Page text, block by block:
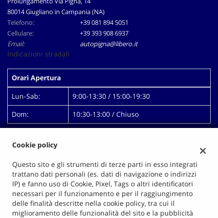
80014 Giugliano in Campania (NA)
Telefono:
+39 081 894 5051
Cellulare:
+39 393 908 6937
Email:
autopigna@libero.it
Indicazioni stradali
Orari Apertura
Lun-Sab:
9:00-13:30 / 15:00-19:30
Dom:
10:30-13:00 / Chiuso
Autopigna Di Mallardo Antonio
Prolungamento Via Pigna, 14, Giugliano in Campania (NA)
C.F/P.IVA:00628991218
Registro delle imprese:NA
Cookie policy
Questo sito e gli strumenti di terze parti in esso integrati
trattano dati personali (es. dati di navigazione o indirizzi
IP) e fanno uso di Cookie, Pixel, Tags o altri identificatori
necessari per il funzionamento e per il raggiungimento
delle finalità descritte nella cookie policy, tra cui il
miglioramento delle funzionalità del sito e la pubblicità